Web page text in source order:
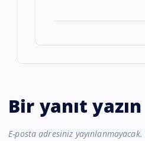
Bir yanıt yazın
E-posta adresiniz yayınlanmayacak.